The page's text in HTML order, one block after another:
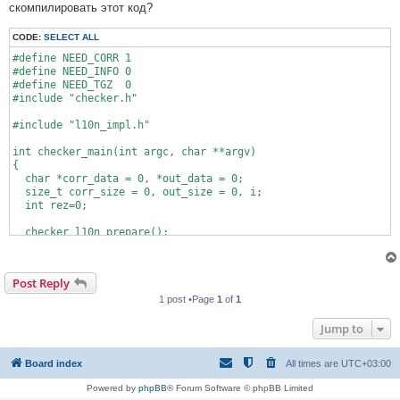
скомпилировать этот код?
CODE: SELECT ALL
#define NEED_CORR 1
#define NEED_INFO 0
#define NEED_TGZ  0
#include "checker.h"
#include "l10n_impl.h"
int checker_main(int argc, char **argv)
{
  char *corr_data = 0, *out_data = 0;
  size_t corr_size = 0, out_size = 0, i;
  int rez=0;
  checker_l10n_prepare();
  checker_read_file(2, &corr_data, &corr_size);
    ++out_data;
Post Reply
1 post •Page 1 of 1
Jump to
Board index All times are UTC+03:00
Powered by phpBB® Forum Software © phpBB Limited